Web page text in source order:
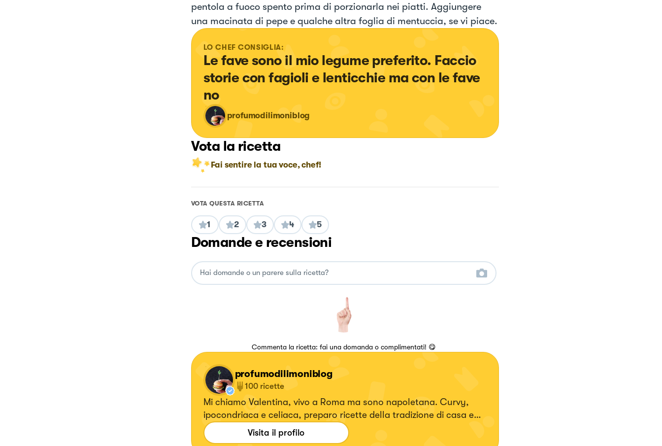
pentola a fuoco spento prima di porzionarla nei piatti. Aggiungere
una macinata di pepe e qualche altra foglia di mentuccia, se vi piace.
LO CHEF CONSIGLIA:
Le fave sono il mio legume preferito. Faccio
storie con fagioli e lenticchie ma con le fave
no
profumodilimoniblog
Vota la ricetta
Fai sentire la tua voce, chef!
VOTA QUESTA RICETTA
1 2 3 4 5
Domande e recensioni
Commenta la ricetta: fai una domanda o complimentati! 😋
profumodilimoniblog
100 ricette
Mi chiamo Valentina, vivo a Roma ma sono napoletana. Curvy,
ipocondriaca e celiaca, preparo ricette della tradizione di casa e
tutte quelle che mi incuriosiscono, della cucina italiana ed estera.
Mangio senza glutine però cucino per onnivori, don't worry. La mia
Visita il profilo